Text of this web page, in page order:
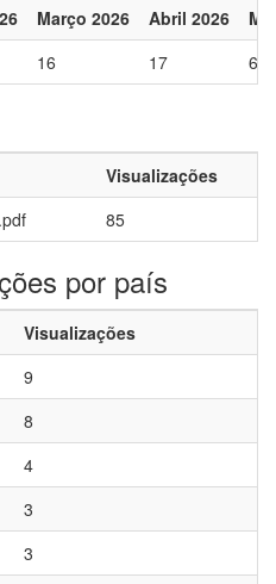
Março 2026 Abril 2026
16 17 6
Visualizações
85
por país
Visualizações
9
8
4
3
3